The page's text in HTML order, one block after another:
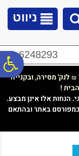
ניווט
02-6248293
₪ לנק' מסירה, ובקנייה
!
הנחות אלו אינן מבצע.
באתר ובהתאם